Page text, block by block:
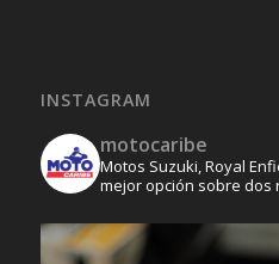
INSTAGRAM
motocaribe
Motos Suzuki, Royal
mejor opción sobre dos